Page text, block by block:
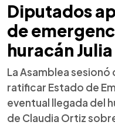
Diputados
de
huracán Julia
La Asamblea
ratificar Estado de
eventual llegada del
de Claudia Ortiz